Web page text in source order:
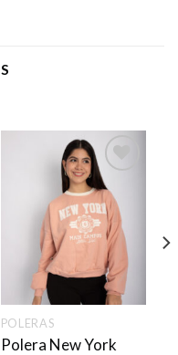
POLERAS
Polera New York